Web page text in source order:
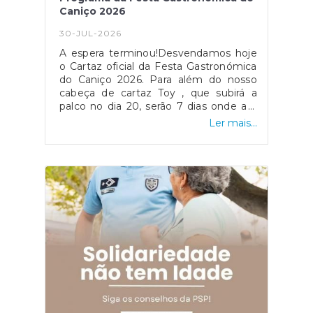
Caniço 2026
30-JUL-2026
A espera terminou!Desvendamos hoje
o Cartaz oficial da Festa Gastronómica
do Caniço 2026. Para além do nosso
cabeça de cartaz Toy , que subirá a
palco no dia 20, serão 7 dias onde a a
música, a animação, os sons e os
centro do Caniço. Ingredientes mais do
Sintam-se convidados. O Caniço
recebe-vos de braços
abertos!
Ler mais...